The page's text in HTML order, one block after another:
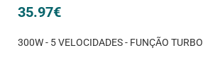
35.97€
300W - 5 VELOCIDADES - FUNÇÃO TURBO